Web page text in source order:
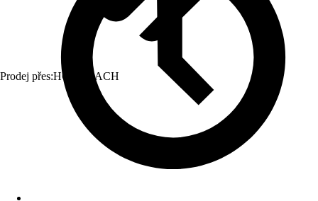
Prodej přes:HORNBACH